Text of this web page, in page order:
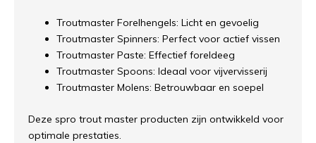
Troutmaster Forelhengels: Licht en gevoelig
Troutmaster Spinners: Perfect voor actief vissen
Troutmaster Paste: Effectief foreldeeg
Troutmaster Spoons: Ideaal voor vijvervisserij
Troutmaster Molens: Betrouwbaar en soepel
Deze spro trout master producten zijn ontwikkeld voor
optimale prestaties.